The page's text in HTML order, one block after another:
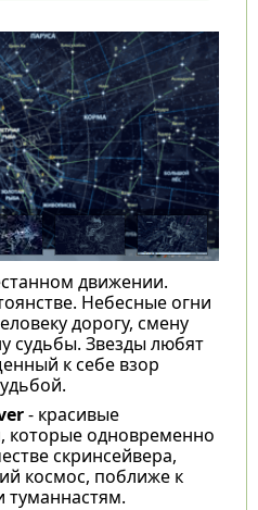
движении.
Небесные огни
дорогу, смену
судьбы. Звезды любят
к себе взор
- красивые
одновременно
скринсейвера,
космос, поближе к
туманнастям.